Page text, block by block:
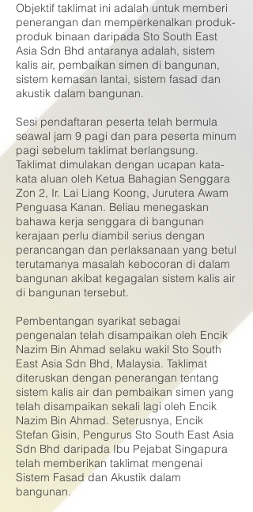
Objektif taklimat ini adalah untuk memberi
penerangan dan memperkenalkan produk-
produk binaan daripada Sto South East
Asia Sdn Bhd antaranya adalah, sistem
kalis air, pembaikan simen di bangunan,
sistem kemasan lantai, sistem fasad dan
akustik dalam bangunan.
Sesi pendaftaran peserta telah bermula
seawal jam 9 pagi dan para peserta minum
pagi sebelum taklimat berlangsung.
Taklimat dimulakan dengan ucapan kata-
kata aluan oleh Ketua Bahagian Senggara
Zon 2, Ir. Lai Liang Koong, Jurutera Awam
Penguasa Kanan. Beliau menegaskan
bahawa kerja senggara di bangunan
kerajaan perlu diambil serius dengan
perancangan dan perlaksanaan yang betul
terutamanya masalah kebocoran di dalam
bangunan akibat kegagalan sistem kalis air
di bangunan tersebut.
Pembentangan syarikat sebagai
pengenalan telah disampaikan oleh Encik
Nazim Bin Ahmad selaku wakil Sto South
East Asia Sdn Bhd, Malaysia. Taklimat
diteruskan dengan penerangan tentang
sistem kalis air dan pembaikan simen yang
telah disampaikan sekali lagi oleh Encik
Nazim Bin Ahmad. Seterusnya, Encik
Stefan Gisin, Pengurus Sto South East Asia
Sdn Bhd daripada Ibu Pejabat Singapura
telah memberikan taklimat mengenai
Sistem Fasad dan Akustik dalam
bangunan.